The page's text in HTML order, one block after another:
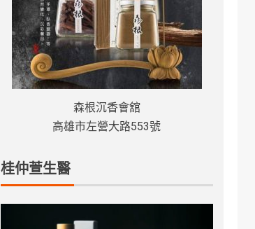
森根沉香會舘
高雄市左營大路553號
桂仲萱生醫